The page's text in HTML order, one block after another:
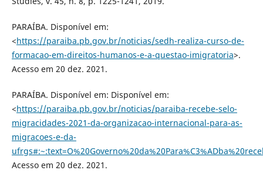
PARAÍBA. Disponível em:
<https://paraiba.pb.gov.br/noticias/sedh-realiza-curso-de-
formacao-em-direitos-humanos-e-a-questao-imigratoria>.
Acesso em 20 dez. 2021.
PARAÍBA. Disponível em: Disponível em:
<https://paraiba.pb.gov.br/noticias/paraiba-recebe-selo-
migracidades-2021-da-organizacao-internacional-para-as-
migracoes-e-da-
Acesso em 20 dez. 2021.